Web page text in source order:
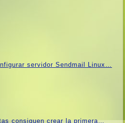
servidor Sendmail Linux…
consiguen crear la primera…